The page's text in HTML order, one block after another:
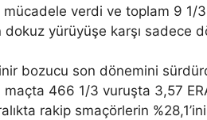
verdi ve toplam 9 1/3
yürüyüşe karşı sadece
bozucu son dönemini
maçta 466 1/3 vuruşta 3,57
rakip smaçörlerin